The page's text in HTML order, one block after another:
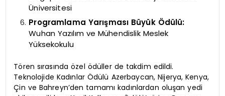
Üniversitesi
Programlama Yarışması Büyük Ödülü:
Wuhan Yazılım ve Mühendislik Meslek
Yüksekokulu
Tören sırasında özel ödüller de takdim edildi.
Teknolojide Kadınlar Ödülü Azerbaycan, Nijerya, Kenya,
Çin ve Bahreyn’den tamamı kadınlardan oluşan yedi